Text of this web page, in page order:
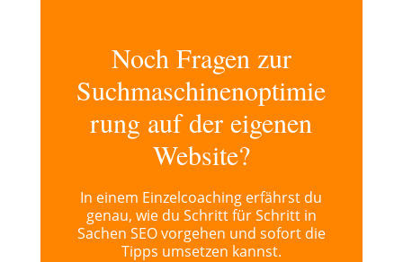
Noch Fragen zur
Suchmaschinenoptimie
rung auf der eigenen
Website?
In einem Einzelcoaching erfährst du
genau, wie du Schritt für Schritt in
Sachen SEO vorgehen und sofort die
Tipps umsetzen kannst.